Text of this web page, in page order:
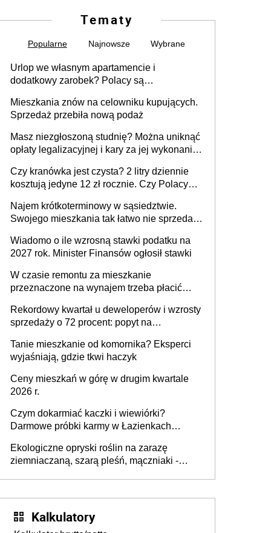
Tematy
Popularne Najnowsze Wybrane
Urlop we własnym apartamencie i
dodatkowy zarobek? Polacy są
Mieszkania znów na celowniku kupujących.
Sprzedaż przebiła nową podaż
Masz niezgłoszoną studnię? Można uniknąć
opłaty legalizacyjnej i kary za jej wykonanie,
Czy kranówka jest czysta? 2 litry dziennie
kosztują jedyne 12 zł rocznie. Czy Polacy
Najem krótkoterminowy w sąsiedztwie.
Swojego mieszkania tak łatwo nie sprzedaż
Wiadomo o ile wzrosną stawki podatku na
2027 rok. Minister Finansów ogłosił stawki
W czasie remontu za mieszkanie
przeznaczone na wynajem trzeba płacić
realizuje w nim potrzeb mieszkaniowych
Rekordowy kwartał u deweloperów i wzrosty
sprzedaży o 72 procent: popyt na
Tanie mieszkanie od komornika? Eksperci
wyjaśniają, gdzie tkwi haczyk
Ceny mieszkań w górę w drugim kwartale
2026 r.
Czym dokarmiać kaczki i wiewiórki?
Darmowe próbki karmy w Łazienkach
edukacyjna]
Ekologiczne opryski roślin na zarazę
ziemniaczaną, szarą pleśń, mączniaki -
Kalkulatory